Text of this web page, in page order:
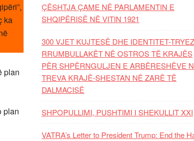
ka
plan
plan
ÇËSHTJA ÇAME NË PARLAMENTIN E
SHQIPËRISË NË VITIN 1921
300 VJET KUJTESË DHE IDENTITET-
RRUMBULLAKËT NË OSTROS TË KRAJËS
PËR SHPËRNGULJEN E ARBËRESHËVE
TREVA KRAJË-SHESTAN NË ZARË TË
DALMACISË
SHPOPULLIMI, PUSHTIMI I SHEKULLIT XXI
VATRA’s Letter to President Trump: End the